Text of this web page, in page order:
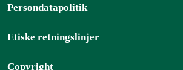
Persondatapolitik
Etiske retningslinjer
Copyright